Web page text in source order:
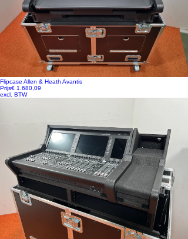
Flipcase Allen & Heath Avantis
Prijs€ 1.680,09
excl. BTW